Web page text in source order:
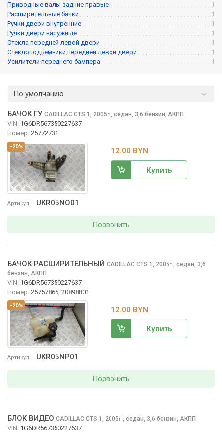
Приводные валы задние правые
1
Расширительные бачки
1
Ручки двери внутренние
1
Ручки двери наружные
1
Стекла передней левой двери
1
Стеклоподъемники передней левой двери
1
Усилители переднего бампера
1
По умолчанию
-20%
Артикул UKR05NO01
БАЧОК ГУ CADILLAC CTS 1, 2005г., седан, 3,6 бензин, АКПП
VIN: 1G6DR567350227637
Номер: 25772731
12.00 BYN
Купить
Позвонить
-20%
Артикул UKR05NP01
БАЧОК РАСШИРИТЕЛЬНЫЙ CADILLAC CTS 1, 2005г., седан, 3,6
бензин, АКПП
VIN: 1G6DR567350227637
Номер: 25757866, 20898801
12.00 BYN
Купить
Позвонить
БЛОК ВИДЕО CADILLAC CTS 1, 2005г., седан, 3,6 бензин, АКПП
VIN: 1G6DR567350227637